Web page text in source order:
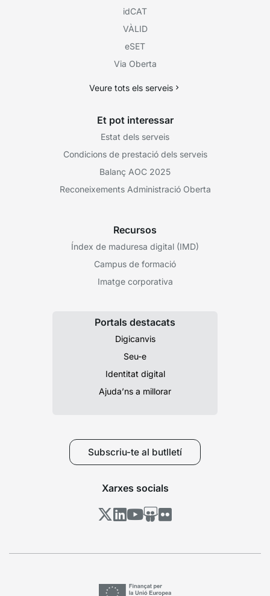
idCAT
VÀLID
eSET
Via Oberta
Veure tots els serveis
Et pot interessar
Estat dels serveis
Condicions de prestació dels serveis
Balanç AOC 2025
Reconeixements Administració Oberta
Recursos
Índex de maduresa digital (IMD)
Campus de formació
Imatge corporativa
Portals destacats
Digicanvis
Seu-e
Identitat digital
Ajuda’ns a millorar
Subscriu-te al butlletí
Xarxes socials